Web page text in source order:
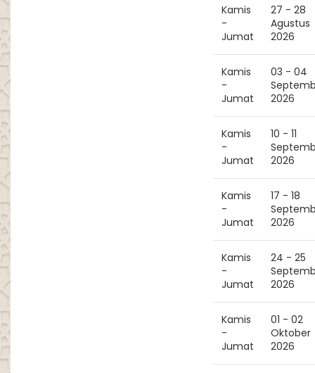
Kamis
-
Jumat
27 - 28
Agustus
2026
Kamis
-
Jumat
03 - 04
2026
Kamis
-
Jumat
10 - 11
2026
Kamis
-
Jumat
17 - 18
2026
Kamis
-
Jumat
24 - 25
2026
Kamis
-
Jumat
01 - 02
Oktober
2026